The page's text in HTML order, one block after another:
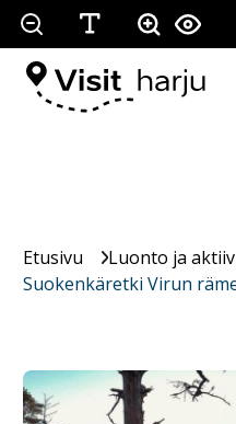
Etusivu Luonto ja
Suokenkäretki Virun